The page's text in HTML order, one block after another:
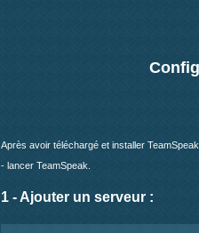
Après avoir téléchargé et installer
- lancer TeamSpeak.
1 - Ajouter un serveur :